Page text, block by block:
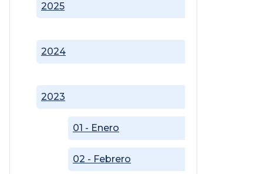
2023
01 - Enero
02 - Febrero
2024
2025